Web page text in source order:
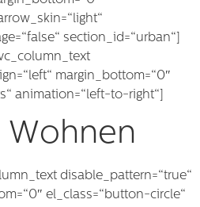
section_id=“urban“]
margin_bottom=“0″
animation=“left-to-right“]
Wohnen
disable_pattern=“true“
el_class=“button-circle“